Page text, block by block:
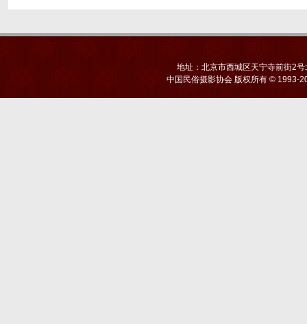
地址：北京市西城区天宁寺前街2
中国民俗摄影协会 版权所有 © 1993-